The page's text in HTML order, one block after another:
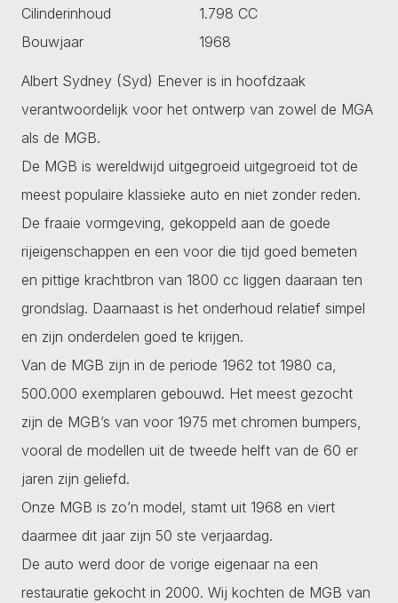
Cilinderinhoud
1.798 CC
Bouwjaar
1968
Albert Sydney (Syd) Enever is in hoofdzaak
verantwoordelijk voor het ontwerp van zowel de MGA
als de MGB.
De MGB is wereldwijd uitgegroeid uitgegroeid tot de
meest populaire klassieke auto en niet zonder reden.
De fraaie vormgeving, gekoppeld aan de goede
rijeigenschappen en een voor die tijd goed bemeten
en pittige krachtbron van 1800 cc liggen daaraan ten
grondslag. Daarnaast is het onderhoud relatief simpel
en zijn onderdelen goed te krijgen.
Van de MGB zijn in de periode 1962 tot 1980 ca,
500.000 exemplaren gebouwd. Het meest gezocht
zijn de MGB’s van voor 1975 met chromen bumpers,
vooral de modellen uit de tweede helft van de 60 er
jaren zijn geliefd.
Onze MGB is zo’n model, stamt uit 1968 en viert
daarmee dit jaar zijn 50 ste verjaardag.
De auto werd door de vorige eigenaar na een
restauratie gekocht in 2000. Wij kochten de MGB van